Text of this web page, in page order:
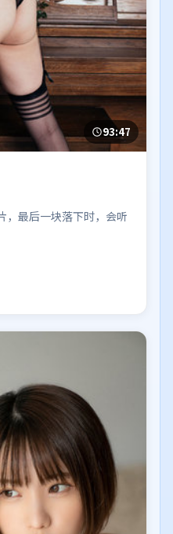
93:47
，最后一块落下时，会听